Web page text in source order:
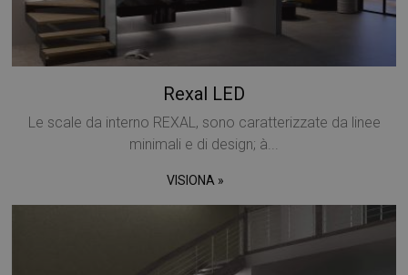
Rexal LED
Le scale da interno REXAL, sono caratterizzate da linee
minimali e di design; à...
VISIONA »